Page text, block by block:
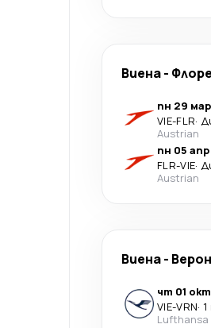
Виена-
пн 29
VIE-FLR·
Austrian
пн 05 апр
FLR-VIE·
Austrian
Виена-
чт 01 окт
VIE-VRN·
Lufthansa